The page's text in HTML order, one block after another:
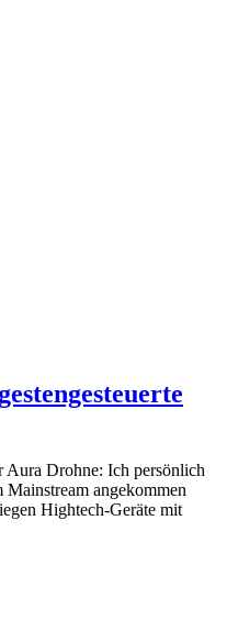
Aura Drohne: Ich persönlich
angekommen
Hightech-Geräte mit